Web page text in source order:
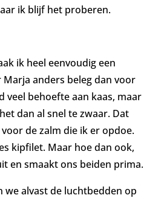
ik blijf het proberen.
ik heel eenvoudig een
anders beleg dan voor
veel behoefte aan kaas, maar
dan al snel te zwaar. Dat
de zalm die ik er opdoe.
kipfilet. Maar hoe dan ook,
en smaakt ons beiden prima.
we alvast de luchtbedden op